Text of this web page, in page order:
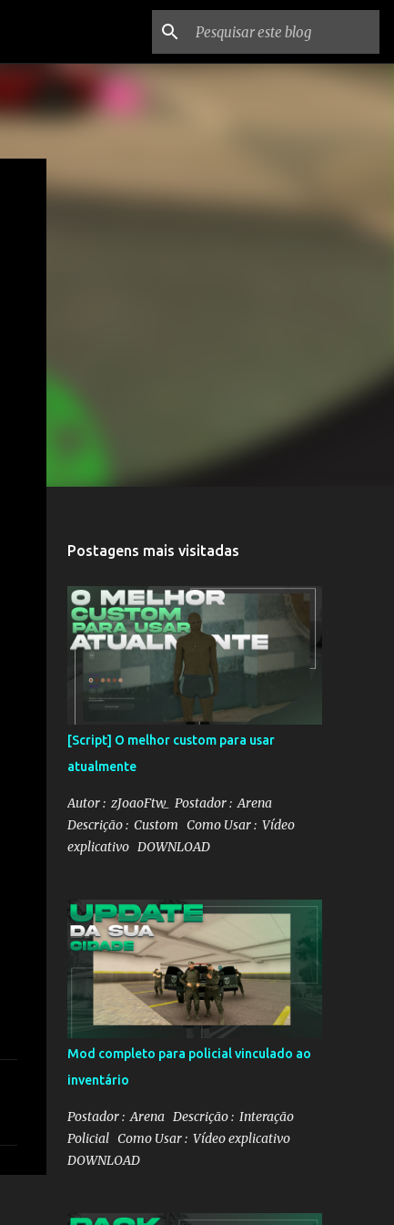
Postagens mais visitadas
[Script] O melhor custom para usar
atualmente
Autor : zJoaoFtw_ Postador : Arena
Descrição : Custom Como Usar : Vídeo
explicativo DOWNLOAD
Mod completo para policial vinculado ao
inventário
Postador : Arena Descrição : Interação
Policial Como Usar : Vídeo explicativo
DOWNLOAD